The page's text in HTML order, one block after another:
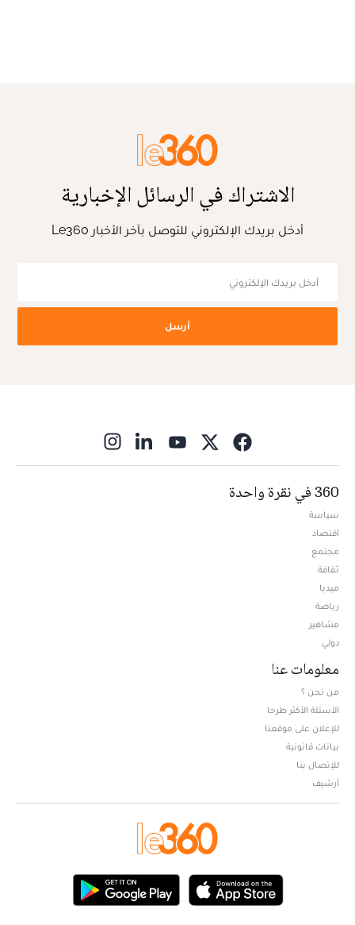
الاشتراك في الرسائل الإخبارية
أدخل بريدك الإلكتروني للتوصل بآخر الأخبار Le360
أرسل
360 في نقرة واحدة
سياسة
اقتصاد
مجتمع
ثقافة
ميديا
رياضة
مشاهير
دولي
معلومات عنا
من نحن ؟
الأسئلة الأكثر طرحا
للإعلان على موقعنا
بيانات قانونية
للإتصال بنا
أرشيف